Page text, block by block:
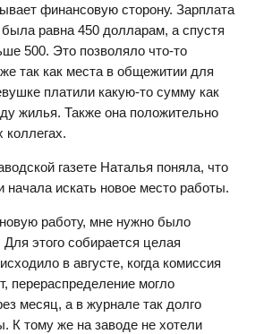
финансовую сторону. Зарплата
была равна 450 долларам, а спустя
500. Это позволяло что-то
так как места в общежитии для
платили какую-то сумму как
жилья. Также она положительно
газете Наталья поняла, что
искать новое место работы.
работу, мне нужно было
этого собирается целая
в августе, когда комиссия
перераспределение могло
месяц, а в журнале так долго
К тому же на заводе не хотели